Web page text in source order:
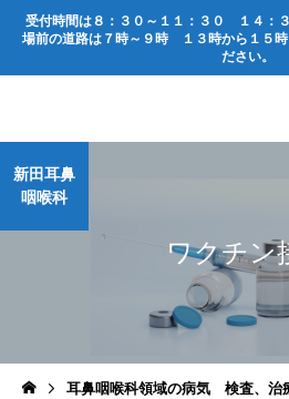
受付時間は８：３０～１１：３０ １４：
場前の道路は ７時～９時 １３時から１５
ださい。
ワクチン
新田耳鼻
咽喉科
耳鼻咽喉科領域の病気 検査、治